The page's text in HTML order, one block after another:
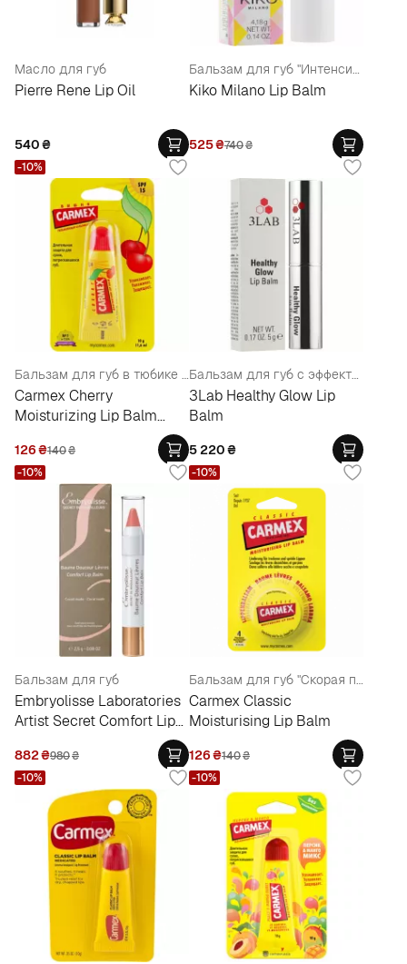
Масло для губ
Pierre Rene Lip Oil
540₴
Бальзам для губ "Интенсивное питание"
Kiko Milano Lip Balm
525₴740₴
Бальзам для губ в тюбике "Вишня"
Carmex Cherry
Moisturizing Lip Balm
126₴140₴
-10%
Бальзам для губ с эффектом объема
3Lab Healthy Glow Lip
Balm
5 220₴
Бальзам для губ
Embryolisse Laboratories
Artist Secret Comfort Lip
882₴980₴
-10%
Бальзам для губ "Скорая помощь для губ" в баночке
Carmex Classic
Moisturising Lip Balm
126₴140₴
-10%
-10% -10%